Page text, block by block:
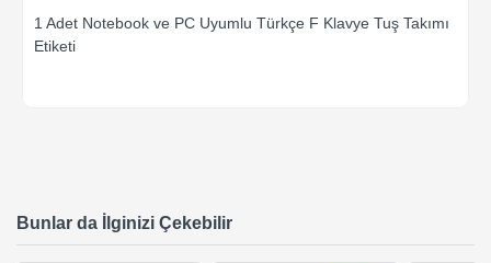
1 Adet Notebook ve PC Uyumlu Türkçe F Klavye Tuş Takımı
Etiketi
Bunlar da İlginizi Çekebilir